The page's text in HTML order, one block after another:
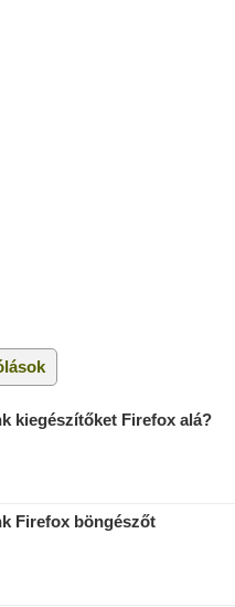
kiegészítőket Firefox alá?
Firefox böngészőt